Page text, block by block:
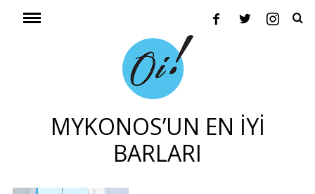
MYKONOS’UN EN İYI
BARLARI